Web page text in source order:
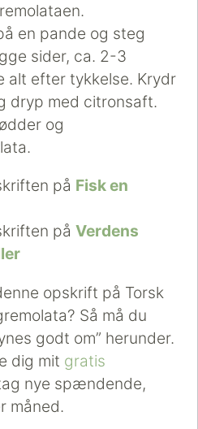
en pande og steg
sider, ca. 2-3
alt efter tykkelse. Krydr
dryp med citronsaft.
og
på Fisk en
påVerdens
opskrift på Torsk
Så må du
godt om” herunder.
dig mit gratis
nye spændende,
måned.